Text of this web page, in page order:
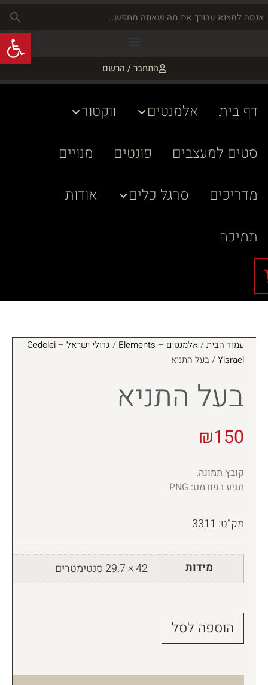
התחבר / הרשם
דף בית אלמנטים
ווקטור
סטים למעצבים
פונטים
מנויים
מדריכים
סרגל כלים
אודות
תמיכה
עמוד הבית/אלמנטים – Elements /
גדולי ישראל – Gedolei
Yisrael/ בעל התניא
בעל התניא
₪150
קובץ תמונה.
מגיע בפורמט: PNG
מק”ט: 3311
מידות 42 × 29.7 סנטימטרים
הוספה לסל